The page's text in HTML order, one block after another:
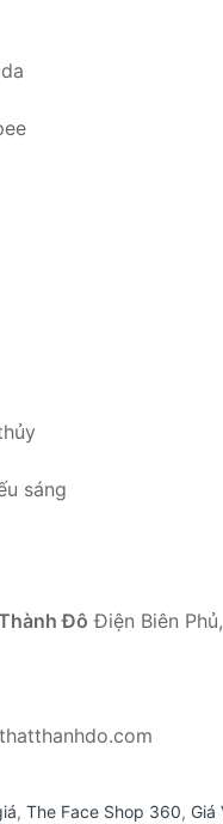
sáng
Đô Điện Biên
, The Face Shop 360, Giá